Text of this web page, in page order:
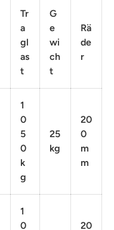
Tr
a
gl
as
t
G
e
wi
ch
t
Rä
de
r
1
0
5
0
k
g
25
kg
20
0
m
m
1
0
20